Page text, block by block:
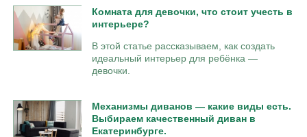
Комната для девочки, что стоит учесть в
интерьере?
В этой статье рассказываем, как создать
идеальный интерьер для ребёнка —
девочки.
Механизмы диванов — какие виды есть.
Выбираем качественный диван в
Екатеринбурге.